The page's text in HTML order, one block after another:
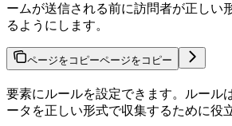
ームが送信される前に訪問者が正しい
るようにします。
ページをコピーページをコピー
要素にルールを設定できます。ルール
ータを正しい形式で収集するために役